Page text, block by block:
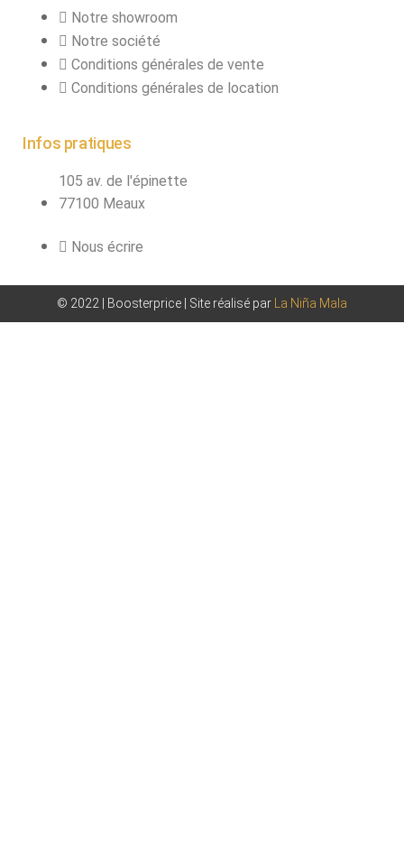
Notre showroom
Notre société
Conditions générales de vente
Conditions générales de location
Infos pratiques
105 av. de l'épinette
77100 Meaux
Nous écrire
© 2022 | Boosterprice | Site réalisé par La Niña Mala